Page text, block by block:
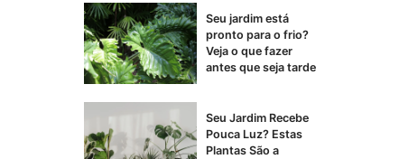
Seu jardim está
pronto para o frio?
Veja o que fazer
antes que seja tarde
Seu Jardim Recebe
Pouca Luz? Estas
Plantas São a